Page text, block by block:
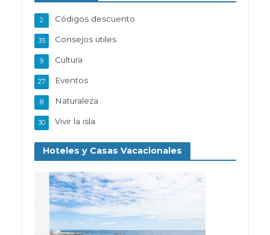
Códigos descuento
2
Consejos utiles
35
Cultura
9
Eventos
27
Naturaleza
8
Vivir la isla
30
Hoteles y Casas Vacacionales